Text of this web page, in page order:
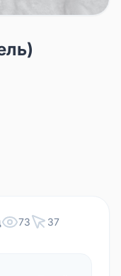
73 37